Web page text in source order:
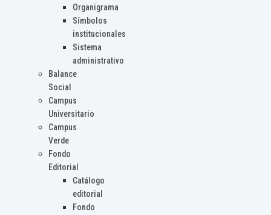
Organigrama
Símbolos
institucionales
Sistema
administrativo
Balance
Social
Campus
Universitario
Campus
Verde
Fondo
Editorial
Catálogo
editorial
Fondo